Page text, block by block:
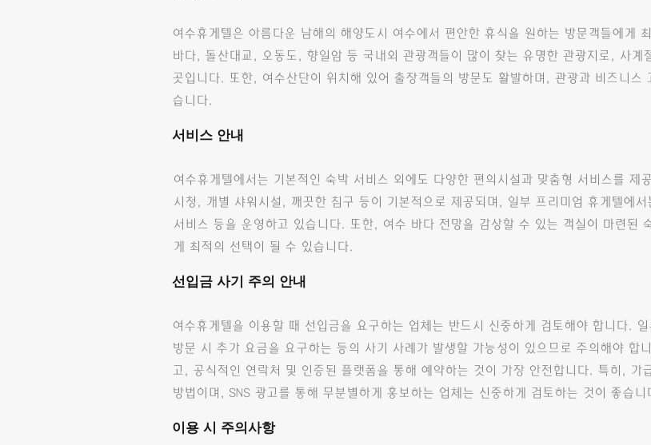
여수휴게텔은 아름다운 남해의 해양도시 여수에서 편안한 휴식을 원하는 방문객들에게
바다, 돌산대교, 오동도, 향일암 등 국내외 관광객들이 많이 찾는 유명한 관광지로, 사계
곳입니다. 또한, 여수산단이 위치해 있어 출장객들의 방문도 활발하며, 관광과 비즈니스
습니다.
서비스 안내
여수휴게텔에서는 기본적인 숙박 서비스 외에도 다양한 편의시설과 맞춤형 서비스를 제
시청, 개별 샤워시설, 깨끗한 침구 등이 기본적으로 제공되며, 일부 프리미엄 휴게텔에
서비스 등을 운영하고 있습니다. 또한, 여수 바다 전망을 감상할 수 있는 객실이 마련된
게 최적의 선택이 될 수 있습니다.
선입금 사기 주의 안내
여수휴게텔을 이용할 때 선입금을 요구하는 업체는 반드시 신중하게 검토해야 합니다.
방문 시 추가 요금을 요구하는 등의 사기 사례가 발생할 가능성이 있으므로 주의해야 합
고, 공식적인 연락처 및 인증된 플랫폼을 통해 예약하는 것이 가장 안전합니다. 특히, 가
방법이며, SNS 광고를 통해 무분별하게 홍보하는 업체는 신중하게 검토하는 것이 좋습니
이용 시 주의사항